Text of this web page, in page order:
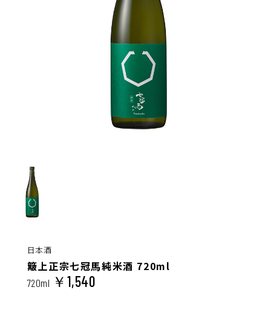
日本酒
簸上正宗七冠馬純米酒 720ml
720ml ￥1,540
稲田姫 本醸造生貯造酒 720ml